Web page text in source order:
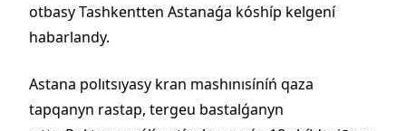
otbasy Tashkentten Astanaǵa kóshíp kelgení
habarlandy.
Astana polıtsıyasy kran mashınısíníń qaza
tapqanyn rastap, tergeu bastalǵanyn